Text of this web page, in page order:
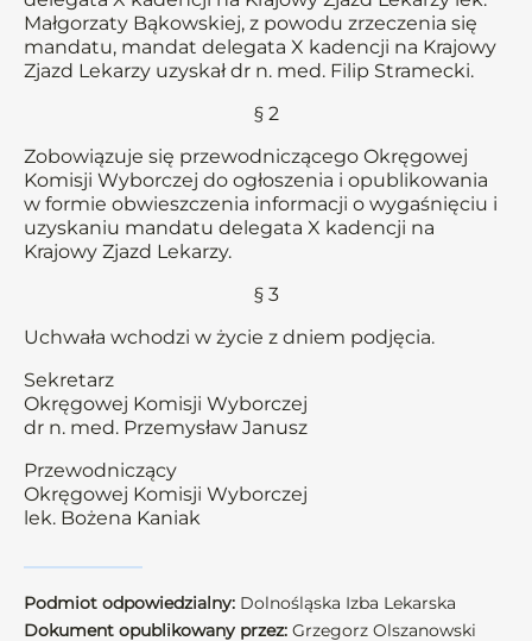
Małgorzaty Bąkowskiej, z powodu zrzeczenia się
mandatu, mandat delegata X kadencji na Krajowy
Zjazd Lekarzy uzyskał dr n. med. Filip Stramecki.
§ 2
Zobowiązuje się przewodniczącego Okręgowej
Komisji Wyborczej do ogłoszenia i opublikowania
w formie obwieszczenia informacji o wygaśnięciu i
uzyskaniu mandatu delegata X kadencji na
Krajowy Zjazd Lekarzy.
§ 3
Uchwała wchodzi w życie z dniem podjęcia.
Sekretarz
Okręgowej Komisji Wyborczej
dr n. med. Przemysław Janusz
Przewodniczący
Okręgowej Komisji Wyborczej
lek. Bożena Kaniak
Podmiot odpowiedzialny: Dolnośląska Izba Lekarska
Dokument opublikowany przez: Grzegorz Olszanowski